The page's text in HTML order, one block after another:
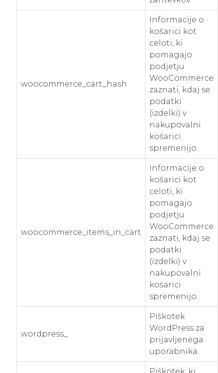
woocommerce_cart_hash
Informacije o
košarici kot
celoti, ki
pomagajo
podjetju
WooCommerce
zaznati, kdaj se
podatki
(izdelki) v
nakupovalni
košarici
spremenijo.
woocommerce_items_in_cart
Informacije o
košarici kot
celoti, ki
pomagajo
podjetju
WooCommerce
zaznati, kdaj se
podatki
(izdelki) v
nakupovalni
košarici
spremenijo.
wordpress_
Piškotek
WordPress za
prijavljenega
uporabnika.